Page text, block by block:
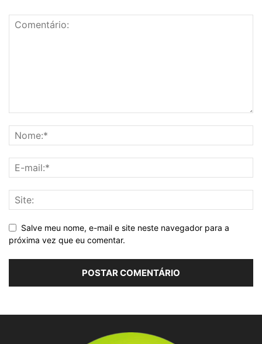
Salve meu nome, e-mail e site neste navegador para a
próxima vez que eu comentar.